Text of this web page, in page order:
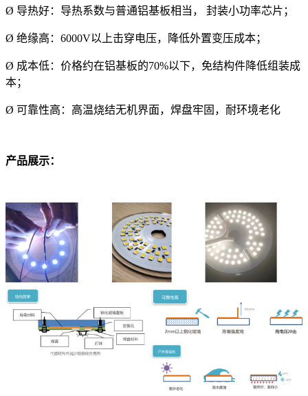
Ø 导热好：导热系数与普通铝基板相当， 封装小功率芯片；
Ø 绝缘高：6000V以上击穿电压，降低外置变压成本；
Ø 成本低：价格约在铝基板的70%以下，免结构件降低组装成
本；
Ø 可靠性高：高温烧结无机界面，焊盘牢固，耐环境老化
产品展示：